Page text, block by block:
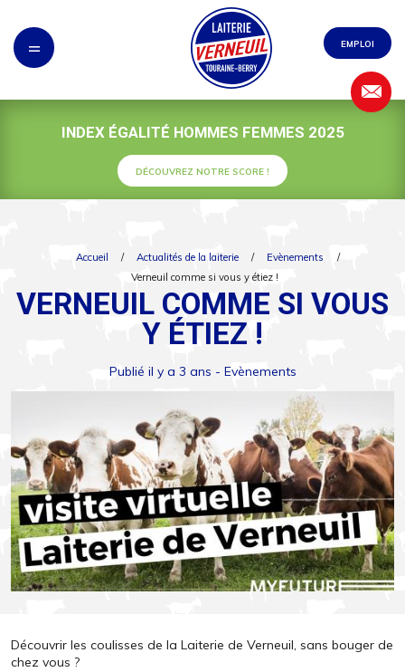
= EMPLOI
INDEX ÉGALITÉ HOMMES FEMMES 2025
DÉCOUVREZ NOTRE SCORE !
Accueil / Actualités de la laiterie / Evènements
/
Verneuil comme si vous y étiez !
VERNEUIL COMME SI VOUS
Y ÉTIEZ !
Publié il y a 3 ans - Evènements
Découvrir les coulisses de la Laiterie de Verneuil, sans bouger de
chez vous ?